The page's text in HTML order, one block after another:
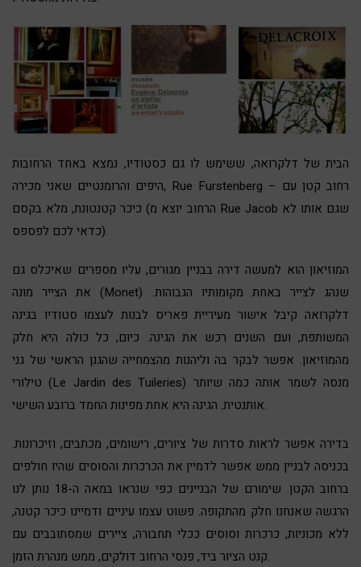
הבית של דלקרואה, ששימש לו גם כסטודיו, נמצא באחד הרחובות
היפים והרומנטיים שאני מכירה, Rue Furstenberg – רחוב קטן עם
כיכר קטנטונת, מלא בקסם (הרחוב יוצא מ Rue Jacob שגם אותו לא
כדאי לכם לפספס).
המוזיאון הוא למעשה דירה בבניין מגורים, עליו מספרים שאיכלס גם
את הצייר מונה (Monet) שנהג לצייר באחת מקומותיו הגבוהות.
דלקרואה קיבל אישור מעיריית פאריס לבנות לעצמו סטודיו בגינה
המשותפת, ועם השנים רכש את הגינה. כיום, כל כולה היא חלק
מהמוזיאון. אפשר לבקר בה וליהנות מהצמחייה שהגנן הראשי של גני
טילורי (Le Jardin des Tuileries) מנסה לשמר אותה כמה שיותר
אותנטית. הגינה היא אחת מפינות החמד ברובע השישי.
בדירה אפשר לראות סדרות של ציורים, רישומים, מכתבים, וזיכרונות.
בכניסה לבניין ממש אפשר לדמיין את הכרכרות והסוסים שהיו חולפים
ברחוב הקטן. שימורם של הבניינים כפי שנראו במאה ה-18 נותן לנו
הרגשה שאנחנו חלק מהתקופה. פשוט עצמו עיניים ודמיינו כיכר קטנה,
ללא מכוניות, כרכרות וסוסים ככלי תחבורה, ציירים שמסתובבים עם
קנט הציור ביד, פנסי הרחוב דולקים, ממש מנהרת הזמן.